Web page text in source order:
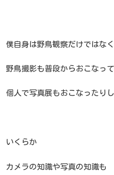
僕自身は野鳥観察だけではなく
野鳥撮影も普段からおこなっ
個人で写真展もおこなったり
いくらか
カメラの知識や写真の知識も